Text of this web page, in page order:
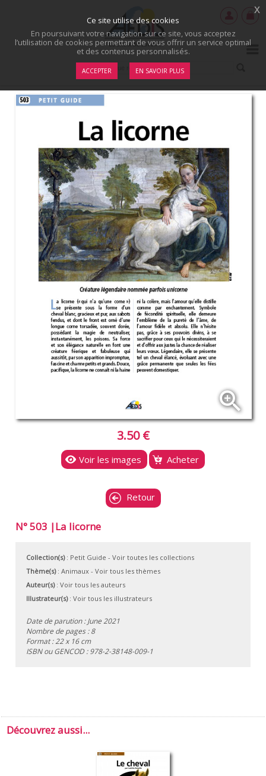
zoom_in
3.50 €
Voir les images Acheter
Retour
N° 503 |La licorne
Collection(s): Petit Guide - Voir toutes les collections
Thème(s): Animaux- Voir tous les thèmes
Auteur(s): Voir tous les auteurs
Illustrateur(s): Voir tous les illustrateurs
Date de parution : June 2021
Nombre de pages : 8
Format : 22 x 16 cm
ISBN ou GENCOD :978-2-38148-009-1
Découvrez aussi...
Ce site utilise des cookies
En poursuivant votre navigation sur ce site, vous acceptez
l’utilisation de cookies permettant de vous offrir un service optimal
et des contenus personnalisés.
ACCEPTER EN SAVOIR PLUS
x